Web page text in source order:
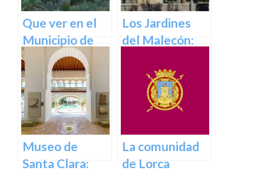
Que ver en el
Municipio de
Abanilla en
Murcia en
Murcia
Los Jardines
del Malecón:
Ciudad.
Museo de
Santa Clara:
La comunidad
de Lorca